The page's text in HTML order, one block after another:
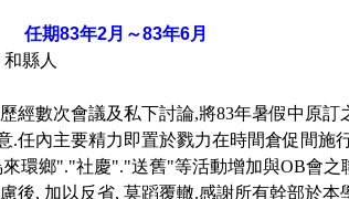
期83年2月～83年6月
縣人
數次會議及私下討論,將83年暑假中原
.任內主要精力即置於戮力在時間倉促間
環鄉"."社慶"."送舊"等活動增加與OB會
後, 加以反省, 莫蹈覆轍.感謝所有幹部於本